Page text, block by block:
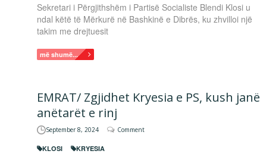
Sekretari i Përgjithshëm i Partisë Socialiste Blendi Klosi u
ndal këtë të Mërkurë në Bashkinë e Dibrës, ku zhvilloi një
takim me drejtuesit
më shumë...
EMRAT/ Zgjidhet Kryesia e PS, kush janë
anëtarët e rinj
September 8, 2024 Comment
KLOSI KRYESIA